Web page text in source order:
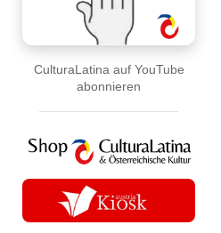
CulturaLatina auf YouTube
abonnieren